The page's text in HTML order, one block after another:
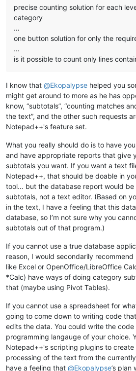
precise counting solution for each
category
…
one button solution for only the
…
is it possible to count only lines
I know that @Ekopalypse helped you
might get around to more as he has
know, “subtotals”, “counting matches
the text”, and the other such requests
Notepad++'s feature set.
What you really should do is to have
and have appropriate reports that give
subtotals you want. If you want a text
Notepad++, that should be doable in
tool… but the database report would
subtotals, not a text editor. (Based on
in the text, I have a feeling that this
database, so I’m not sure why you
subtotals out of that program.)
If you cannot use a true database
reason, I would secondarily
like Excel or OpenOffice/LibreOffice
*Calc) have ways of doing category
that (maybe using Pivot Tables).
If you cannot use a spreadsheet for
going to come down to writing code
edits the data. You could write the
programming langauge of your choice.
Notepad++'s scripting plugins to
processing of the text from the
have a feeling that @Ekopalypse’s plan